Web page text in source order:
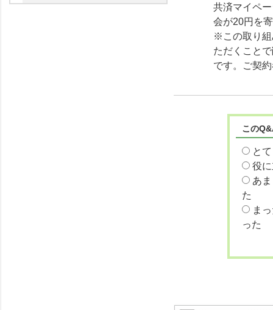
共済マイペ
会が20円を
※この取り組
ただくこと
です。ご契
この
と
役
あ
た
ま
った